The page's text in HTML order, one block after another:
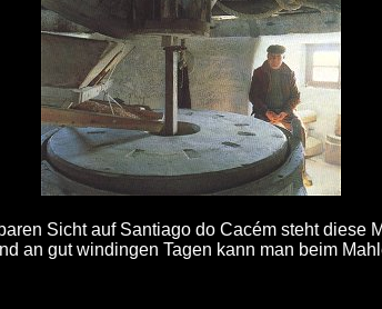
Sicht auf Santiago do Cacém steht diese
an gut windingen Tagen kann man beim